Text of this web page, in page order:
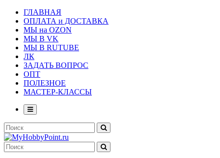
ГЛАВНАЯ
ОПЛАТА и ДОСТАВКА
МЫ на OZON
МЫ В VK
МЫ В RUTUBE
ЛК
ЗАДАТЬ ВОПРОС
ОПТ
ПОЛЕЗНОЕ
МАСТЕР-КЛАССЫ